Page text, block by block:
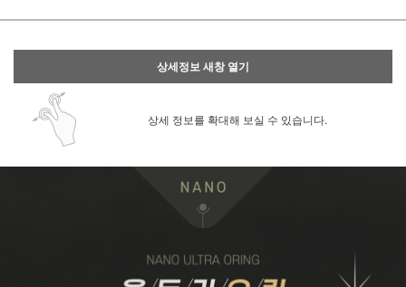
상세정보 새창 열기
상세 정보를 확대해 보실 수 있습니다.